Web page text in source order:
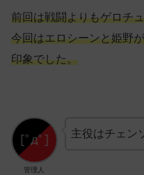
前回は戦闘よりもゲロチ
今回はエロシーンと姫野
印象でした。
管理人
主役はチェン